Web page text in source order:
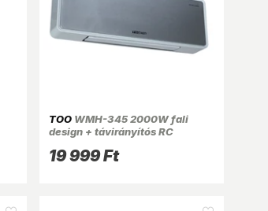
TOO WMH-345 2000W fali
design + távirányítós RC
19 999 Ft